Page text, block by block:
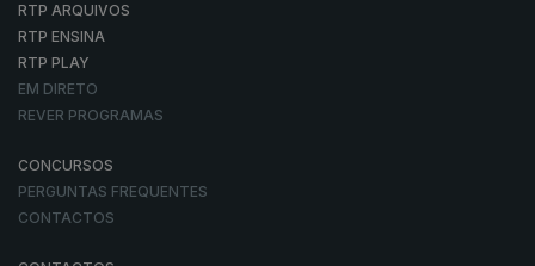
RTP ARQUIVOS
RTP ENSINA
RTP PLAY
EM DIRETO
REVER PROGRAMAS
CONCURSOS
PERGUNTAS FREQUENTES
CONTACTOS